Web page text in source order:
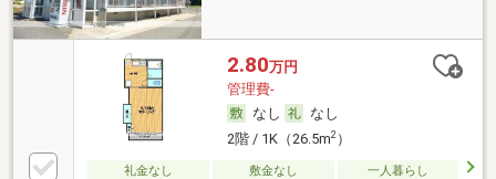
2.80万円
管理費-
なし
なし
2階 / 1K（26.5m2）
礼金なし 敷金なし
一人暮らし